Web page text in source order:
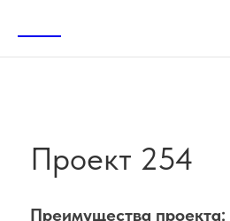
Проект 254
Преимущества проекта: